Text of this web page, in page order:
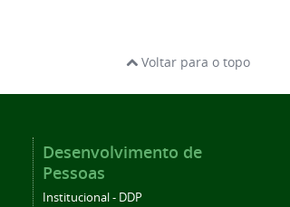
Voltar para o topo
Desenvolvimento de
Pessoas
Institucional - DDP